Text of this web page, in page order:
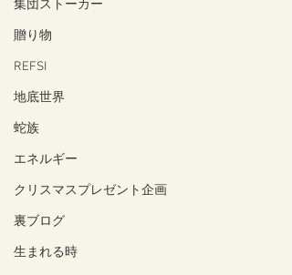
集団ストーカー
贈り物
REFSI
地底世界
蛇族
エネルギー
クリスマスプレゼント企画
裏ブログ
生まれる時